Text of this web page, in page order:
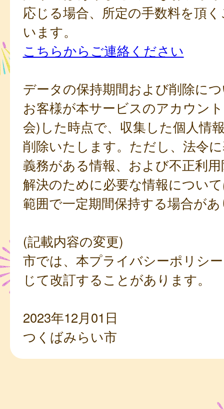
応じる場合、所定の手数料を頂
います。
こちらからご連絡ください
データの保持期間および削除に
お客様が本サービスのアカウン
会)した時点で、収集した個人情
削除いたします。ただし、法令
義務がある情報、および不正利
解決のために必要な情報につい
範囲で一定期間保持する場合が
(記載内容の変更)
市では、本プライバシーポリシ
じて改訂することがあります。
2023年12月01日
つくばみらい市